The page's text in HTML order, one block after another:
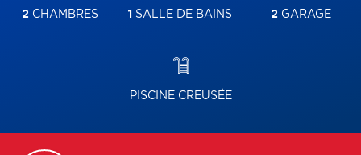
2 CHAMBRES 1 SALLE DE BAINS 2GARAGE
PISCINE CREUSÉE